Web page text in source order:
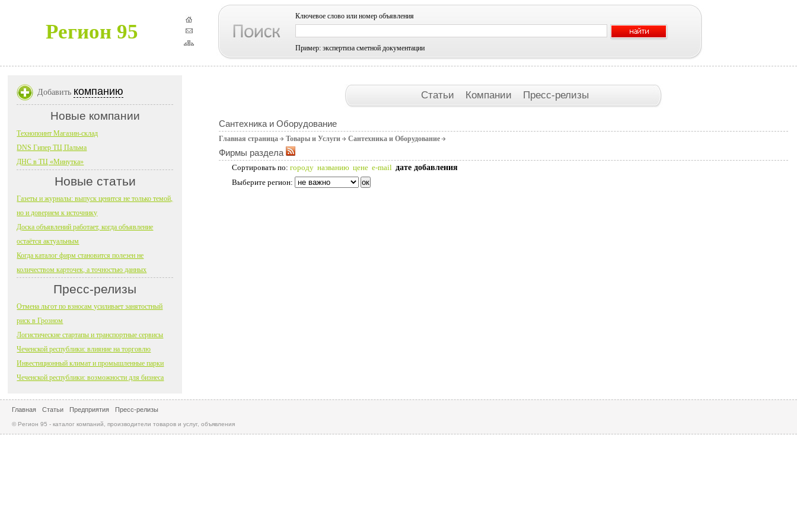
Регион 95
Ключевое слово или номер объявления
Пример: экспертиза сметной документации
Статьи Компании Пресс-релизы
Сантехника и Оборудование
Главная страница Товары и Услуги Сантехника и Оборудование
Фирмы раздела
Сортировать по: городу названию цене e-mail дате добавления
Выберите регион:
Добавить компанию
Новые компании
Технопоинт Магазин-склад
DNS Гипер ТЦ Пальма
ДНС в ТЦ «Минутка»
Новые статьи
Газеты и журналы: выпуск ценится не только темой,
но и доверием к источнику
Доска объявлений работает, когда объявление
остаётся актуальным
Когда каталог фирм становится полезен не
количеством карточек, а точностью данных
Пресс-релизы
Отмена льгот по взносам усиливает занятостный
риск в Грозном
Логистические стартапы и транспортные сервисы
Чеченской республики: влияние на торговлю
Инвестиционный климат и промышленные парки
Чеченской республики: возможности для бизнеса
Главная Статьи Предприятия Пресс-релизы
© Регион 95 - каталог компаний, производители товаров и услуг, объявления